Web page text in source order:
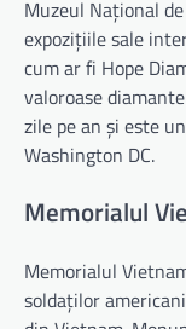
Muzeul Național
expozițiile sale
cum ar fi Hope
valoroase
zile pe an și este
Washington DC.
Memorialul
Memorialul
soldaților